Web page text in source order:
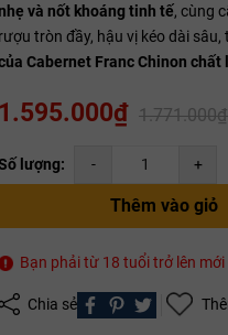
và nốt khoáng tinh tế, cùng
rượu tròn đầy, hậu vị kéo dài sâu,
Cabernet Franc Chinon chất
1.595.000₫
lượng: - +
Thêm vào giỏ
Bạn phải từ 18 tuổi trở lên
Chia sẻ
bạn nhé!